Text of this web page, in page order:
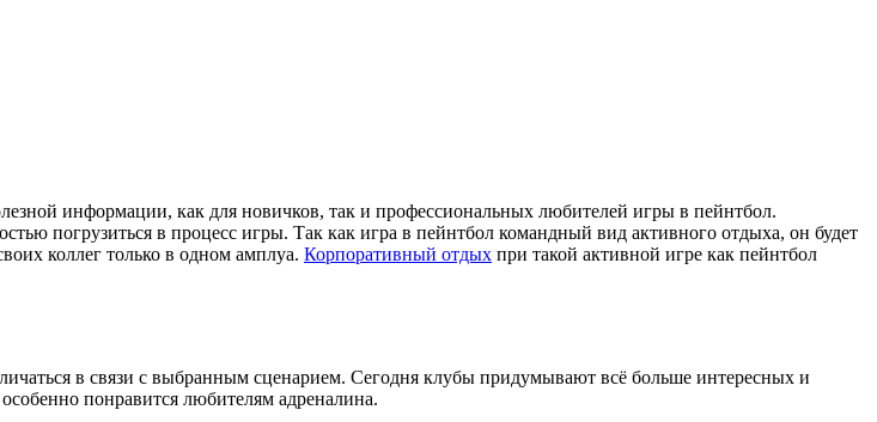
погрузиться в процесс игры. Так как игра в пейнтбол командный вид активного отдыха, он будет
коллег только в одном амплуа. Корпоративный отдых при такой активной игре как пейнтбол
в связи с выбранным сценарием. Сегодня клубы придумывают всё больше интересных и
понравится любителям адреналина.